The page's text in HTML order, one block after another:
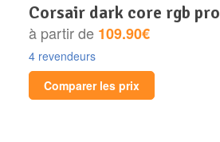
corsair dark core rgb pro
à partir de 109.90€
4 revendeurs
Comparer les prix